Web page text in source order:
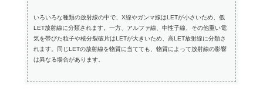
いろいろな種類の放射線の中で、X線やガンマ線はLETが小さいため、低
LET放射線に分類されます。一方、アルファ線、中性子線、その他重い電
気を帯びた粒子や核分裂破片はLETが大きいため、高LET放射線に分類さ
れます。同じLETの放射線を物質に当てても、物質によって放射線の影響
は異なる場合があります。